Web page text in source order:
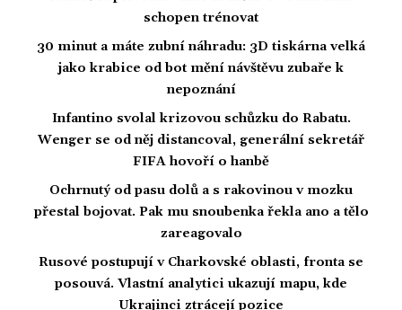
schopen trénovat
30 minut a máte zubní náhradu: 3D tiskárna velká
jako krabice od bot mění návštěvu zubaře k
nepoznání
Infantino svolal krizovou schůzku do Rabatu.
Wenger se od něj distancoval, generální sekretář
FIFA hovoří o hanbě
Ochrnutý od pasu dolů a s rakovinou v mozku
přestal bojovat. Pak mu snoubenka řekla ano a tělo
zareagovalo
Rusové postupují v Charkovské oblasti, fronta se
posouvá. Vlastní analytici ukazují mapu, kde
Ukrajinci ztrácejí pozice